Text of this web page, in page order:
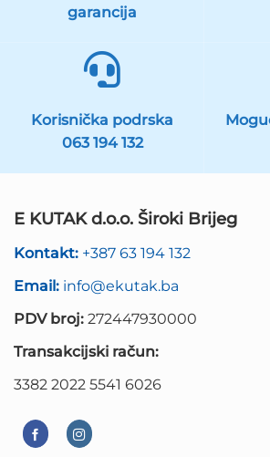
garancija
Korisnička podrska
063 194 132
E KUTAK d.o.o. Široki Brijeg
Kontakt: +387 63 194 132
Email: info@ekutak.ba
PDV broj: 272447930000
Transakcijski račun:
3382 2022 5541 6026